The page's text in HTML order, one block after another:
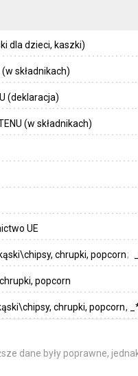
dla dzieci, kaszki)
(w składnikach)
(deklaracja)
(w składnikach)
UE
chrupki, popcorn
popcorn
chrupki, popcorn
dane były poprawne,